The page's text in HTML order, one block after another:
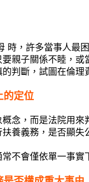
時，許多當事人最
親子關係不睦，
判斷，試圖在倫理
的定位
念，而是法院用
養義務，是否顯失
不會僅依單一事實